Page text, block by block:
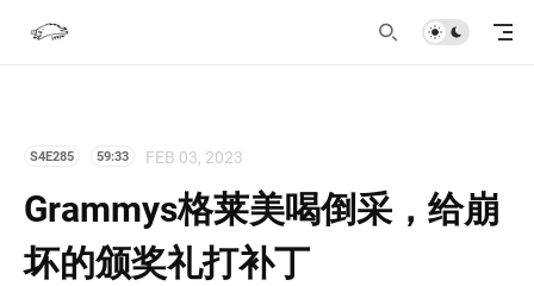
S4E285 59:33 FEB 03, 2023
Grammys格莱美喝倒采，给崩
坏的颁奖礼打补丁